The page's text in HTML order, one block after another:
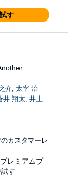
す
介, 太宰 治
井 翔太, 井上
カスタマーレ
レミアムプ
す